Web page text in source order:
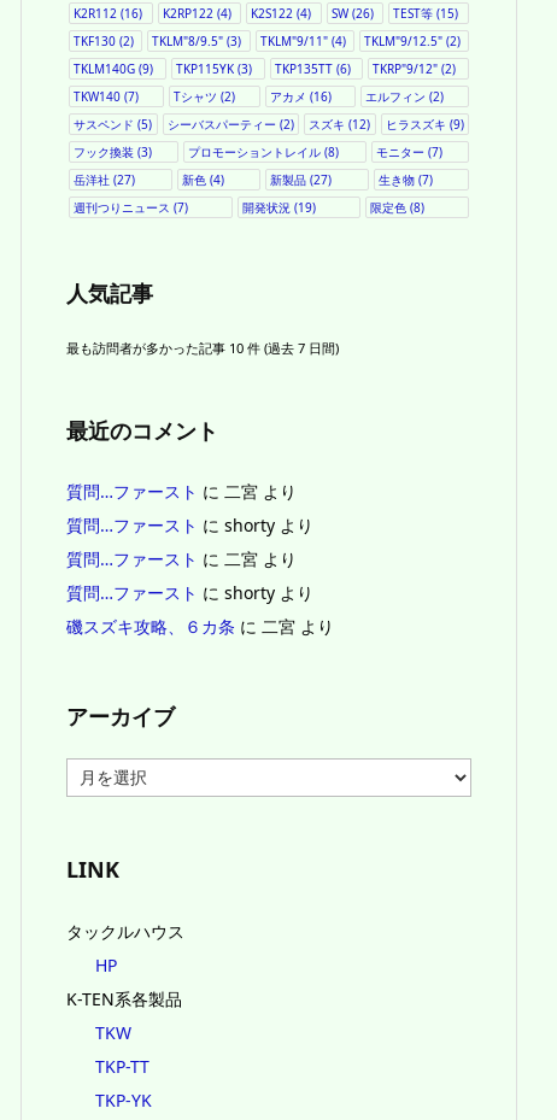
K2R112 (16) K2RP122(4) K2S122 (4) SW(26) TEST等 (15)
TKF130 (2) TKLM"8/9.5" (3) TKLM"9/11"(4) TKLM"9/12.5"(2)
TKLM140G (9) TKP115YK(3) TKP135TT(6) TKRP"9/12" (2)
TKW140 (7) Tシャツ (2) アカメ (16) エルフィン (2)
サスペンド (5) シーバスパーティー (2) スズキ (12) ヒラスズキ (9)
フック換装 (3) プロモーショントレイル (8) モニター (7)
岳洋社 (27) 新色(4) 新製品 (27) 生き物(7)
週刊つりニュース (7) 開発状況 (19) 限定色 (8)
人気記事
最も訪問者が多かった記事 10 件 (過去 7 日間)
最近のコメント
質問…ファースト に 二宮 より
質問…ファースト に shorty より
質問…ファースト に 二宮 より
質問…ファースト に shorty より
磯スズキ攻略、６カ条 に 二宮 より
アーカイブ
ー
ブ
LINK
タックルハウス
HP
K-TEN系各製品
TKW
TKP-TT
TKP-YK